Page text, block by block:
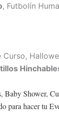
, Futbolín
Shower,
para hacer tu